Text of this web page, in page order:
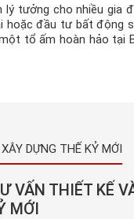
lý tưởng cho nhiều gia
hoặc đầu tư bất động
tổ ấm hoàn hảo tại
DỰNG THẾ KỶ MỚI
VẤN THIẾT KẾ
MỚI